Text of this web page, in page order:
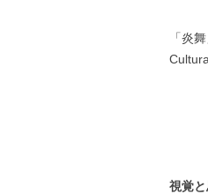
「炎
視覚